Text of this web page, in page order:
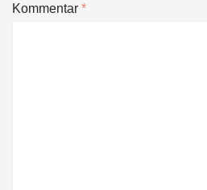
Kommentar*